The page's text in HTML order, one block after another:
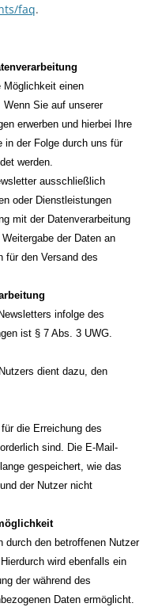
faq.
Möglichkeit einen
Wenn Sie auf unserer
erwerben und hierbei Ihre
in der Folge durch uns für
werden.
ausschließlich
oder Dienstleistungen
mit der Datenverarbeitung
der Daten an
für den Versand des
infolge des
ist § 7 Abs. 3 UWG.
dient dazu, den
die Erreichung des
sind. Die E-Mail-
gespeichert, wie das
der Nutzer nicht
durch den betroffenen Nutzer
wird ebenfalls ein
der während des
Daten ermöglicht.